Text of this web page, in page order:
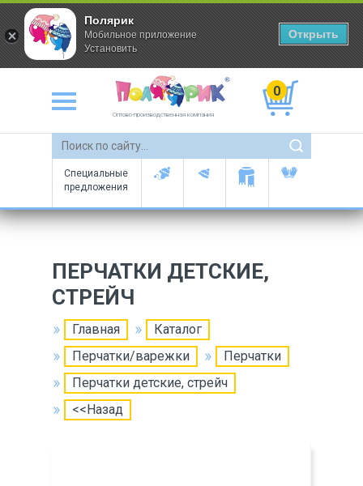
Оптово-производственная компания
0
Специальные
предложения
ПЕРЧАТКИ ДЕТСКИЕ,
СТРЕЙЧ
Главная
Каталог
Перчатки/варежки
Перчатки
Перчатки детские, стрейч
<<Назад
Полярик
Мобильное приложение
Установить
Открыть